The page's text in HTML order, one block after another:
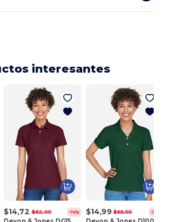
interesantes
$14,72 $62,00 -76% $14,99 $65,00 -77%